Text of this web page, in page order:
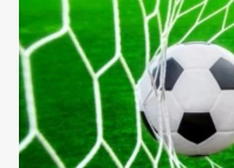
TV პირველი
ფორმულა
რიონი